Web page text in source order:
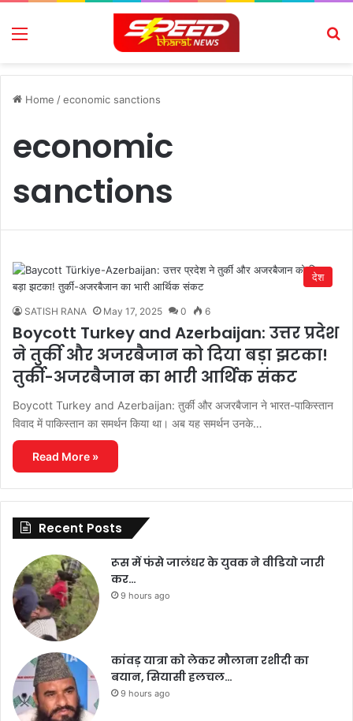
Menu
Home /economic sanctions
economic
sanctions
देश
SATISH RANA May 17, 2025 0 6
Boycott Turkey and Azerbaijan: उत्तर प्रदेश
ने तुर्की और अजरबैजान को दिया बड़ा झटका!
तुर्की-अजरबैजान का भारी आर्थिक संकट
Boycott Turkey and Azerbaijan: तुर्की और अजरबैजान ने भारत-पाकिस्तान
विवाद में पाकिस्तान का समर्थन किया था। अब यह समर्थन उनके…
Read More »
Recent Posts
रूस में फंसे जालंधर के युवक ने वीडियो जारी
कर…
9 hours ago
कांवड़ यात्रा को लेकर मौलाना रशीदी का
बयान, सियासी हलचल…
9 hours ago